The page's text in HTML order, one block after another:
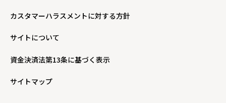
カスタマーハラスメントに対する方針
サイトについて
資金決済法第13条に基づく表示
サイトマップ